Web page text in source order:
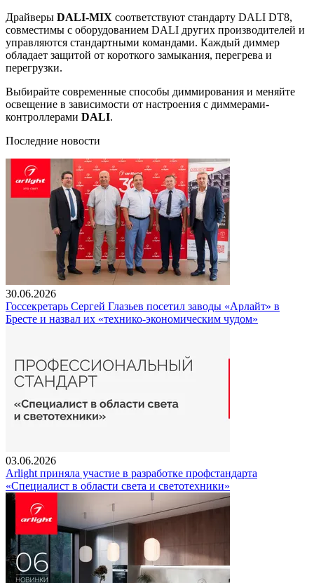
Драйверы DALI-MIX соответствуют стандарту DALI DT8,
совместимы с оборудованием DALI других производителей и
управляются стандартными командами. Каждый диммер
обладает защитой от короткого замыкания, перегрева и
перегрузки.
Выбирайте современные способы диммирования и меняйте
освещение в зависимости от настроения с диммерами-
контроллерами DALI.
Последние новости
30.06.2026
Госсекретарь Сергей Глазьев посетил заводы «Арлайт» в
Бресте и назвал их «технико-экономическим чудом»
03.06.2026
Arlight приняла участие в разработке профстандарта
«Специалист в области света и светотехники»